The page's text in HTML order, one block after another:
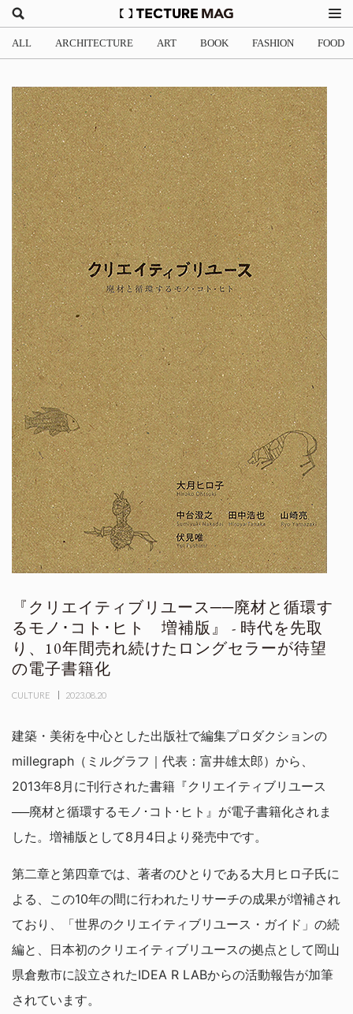
ALL ARCHITECTURE ART BOOK FASHION FOOD
『クリエイティブリユース──廃材と循環す
るモノ･コト･ヒト 増補版』 - 時代を先取
り、10年間売れ続けたロングセラーが待望
の電子書籍化
CULTURE 2023.08.20
建築・美術を中心とした出版社で編集プロダクションの
millegraph（ミルグラフ｜代表：富井雄太郎）から、
2013年8月に刊行された書籍『クリエイティブリユース
──廃材と循環するモノ･コト･ヒト』が電子書籍化されま
した。増補版として8月4日より発売中です。
第二章と第四章では、著者のひとりである大月ヒロ子氏に
よる、この10年の間に行われたリサーチの成果が増補され
ており、「世界のクリエイティブリユース・ガイド」の続
編と、日本初のクリエイティブリユースの拠点として岡山
県倉敷市に設立されたIDEA R LABからの活動報告が加筆
されています。